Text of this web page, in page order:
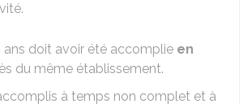
ans doit avoir été accomplie en
du même établissement.
à temps non complet et à